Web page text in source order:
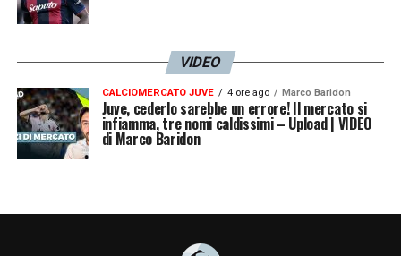
VIDEO
CALCIOMERCATO JUVE 4 ore ago Marco Baridon
Juve, cederlo sarebbe un errore! Il mercato si
infiamma, tre nomi caldissimi – Upload | VIDEO
di Marco Baridon